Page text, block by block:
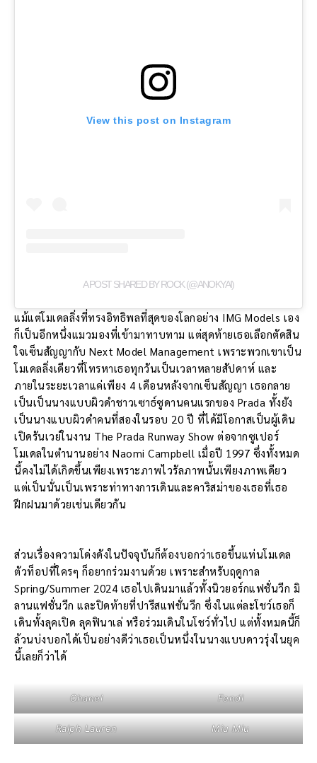
View this post on Instagram
A POST SHARED BY ROCK (@ANOKYAI)
แม้แต่โมเดลลิ่งที่ทรงอิทธิพลที่สุดของโลกอย่าง IMG Models เอง
ก็เป็นอีกหนึ่งแมวมองที่เข้ามาทาบทาม แต่สุดท้ายเธอเลือกตัดสิน
ใจเซ็นสัญญากับ Next Model Management เพราะพวกเขาเป็น
โมเดลลิ่งเดียวที่โทรหาเธอทุกวันเป็นเวลาหลายสัปดาห์ และ
ภายในระยะเวลาแค่เพียง 4 เดือนหลังจากเซ็นสัญญา เธอกลาย
เป็นเป็นนางแบบผิวดำชาวเซาธ์ซูดานคนแรกของ Prada ทั้งยัง
เป็นนางแบบผิวดำคนที่สองในรอบ 20 ปี ที่ได้มีโอกาสเป็นผู้เดิน
เปิดรันเวย์ในงาน The Prada Runway Show ต่อจากซูเปอร์
โมเดลในตำนานอย่าง Naomi Campbell เมื่อปี 1997 ซึ่งทั้งหมด
นี้คงไม่ได้เกิดขึ้นเพียงเพราะภาพไวรัลภาพนั้นเพียงภาพเดียว
แต่เป็นนั่นเป็นเพราะท่าทางการเดินและคาริสม่าของเธอที่เธอ
ฝึกฝนมาด้วยเช่นเดียวกัน
ส่วนเรื่องความโด่งดังในปัจจุบันก็ต้องบอกว่าเธอขึ้นแท่นโมเดล
ตัวท็อปที่ใครๆ ก็อยากร่วมงานด้วย เพราะสำหรับฤดูกาล
Spring/Summer 2024 เธอไปเดินมาแล้วทั้งนิวยอร์กแฟชั่นวีก มิ
ลานแฟชั่นวีก และปิดท้ายที่ปารีสแฟชั่นวีก ซึ่งในแต่ละโชว์เธอก็
เดินทั้งลุคเปิด ลุคฟินาเล่ หรือร่วมเดินในโชว์ทั่วไป แต่ทั้งหมดนี้ก็
ล้วนบ่งบอกได้เป็นอย่างดีว่าเธอเป็นหนึ่งในนางแบบดาวรุ่งในยุค
นี้เลยก็ว่าได้
Chanel Fendi
Ralph Lauren Miu Miu